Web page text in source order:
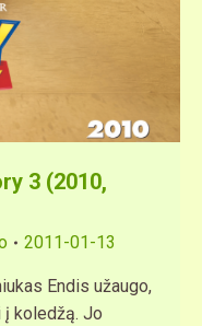
3 (2010,
2011-01-13
Endis užaugo,
į koledžą. Jo